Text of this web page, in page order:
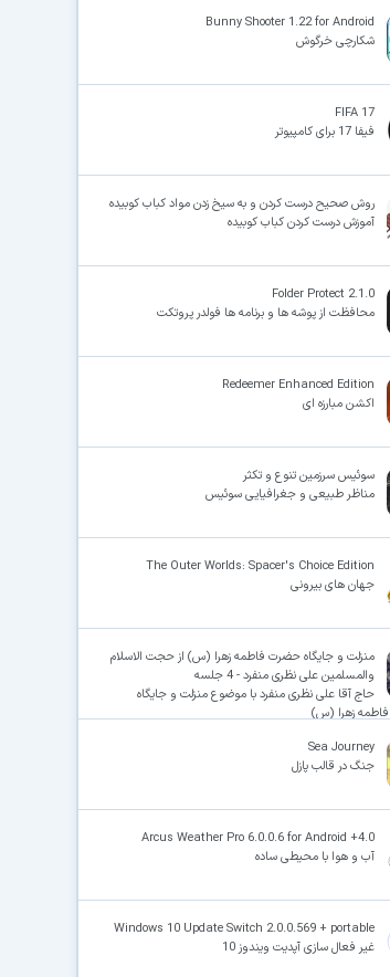
Bunny Shooter 1.22 for Android
شکارچی خرگوش
FIFA 17
فیفا 17 برای کامپیوتر
روش صحیح درست کردن و به سیخ زدن مواد کباب کوبیده
آموزش درست کردن کباب کوبیده
Folder Protect 2.1.0
محافظت از پوشه ها و برنامه ها فولدر پروتکت
Redeemer Enhanced Edition
اکشن مبارزه ای
سوئیس سرزمین تنوع و تکثر
مناظر طبیعی و جغرافیایی سوئیس
The Outer Worlds: Spacer's Choice Edition
جهان های بیرونی
منزلت و جایگاه حضرت فاطمه زهرا (س) از حجت الاسلام
والمسلمین علی نظری منفرد - 4 جلسه
حاج آقا علی نظری منفرد با موضوع منزلت و جایگاه
زهرا (س)
Sea Journey
جنگ در قالب پازل
Arcus Weather Pro 6.0.0.6 for Android +4.0
آب و هوا با محیطی ساده
Windows 10 Update Switch 2.0.0.569 + portable
غیر فعال سازی آپدیت ویندوز 10